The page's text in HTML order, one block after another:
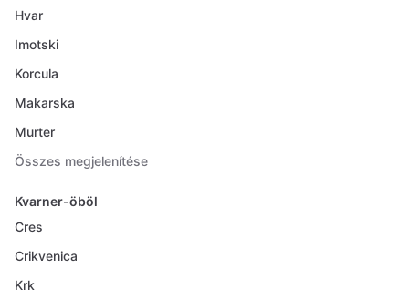
Hvar
Imotski
Korcula
Makarska
Murter
Összes megjelenítése
Kvarner-öböl
Cres
Crikvenica
Krk